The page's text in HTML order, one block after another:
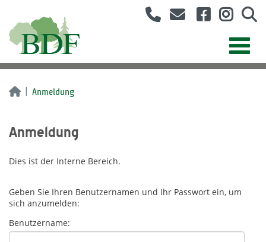
Anmeldung
Anmeldung
Dies ist der Interne Bereich.
Geben Sie Ihren Benutzernamen und Ihr Passwort ein, um
sich anzumelden:
Benutzername: